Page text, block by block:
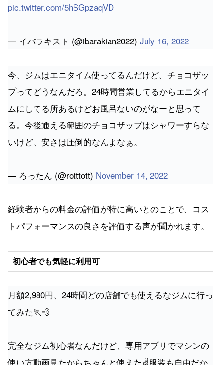
pic.twitter.com/5hSGpzaqVD
— イバラキスト (@ibarakian2022) July 16, 2022
今、ジムはエニタイム使ってるんだけど、チョコザッ
プってどうなんだろ。24時間営業してるからエニタイ
ムにしてる所あるけどお風呂ないのがなーと思って
る。今後通える範囲のチョコザップはシャワーすらな
いけど、安さは圧倒的なんよなぁ。
— ろったん (@rotttott) November 14, 2022
経験者からの料金の評価が特に高いとのことで、コス
トパフォーマンスの良さを評価する声が聞かれます。
初心者でも気軽に利用可
月額2,980円、24時間どの店舗でも使えるなジムに行っ
てみた🏃💨
完全なジム初心者なんだけど、専用アプリでマシンの
使い方動画見たからちゃんと使えた✌️服装も自由だか